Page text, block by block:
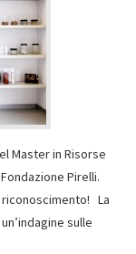
Master in Risorse
Pirelli.
La
sulle